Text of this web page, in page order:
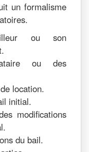
un formalisme
ou son
ou des
location.
initial.
modifications
du bail.